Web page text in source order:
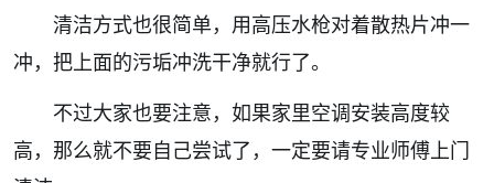
清洁方式也很简单，用高压水枪对着散热片冲一
冲，把上面的污垢冲洗干净就行了。
不过大家也要注意，如果家里空调安装高度较
高，那么就不要自己尝试了，一定要请专业师傅上门